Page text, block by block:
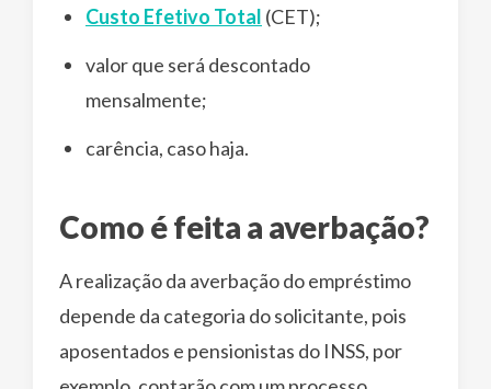
Custo Efetivo Total (CET);
valor que será descontado
mensalmente;
carência, caso haja.
Como é feita a averbação?
A realização da averbação do empréstimo
depende da categoria do solicitante, pois
aposentados e pensionistas do INSS, por